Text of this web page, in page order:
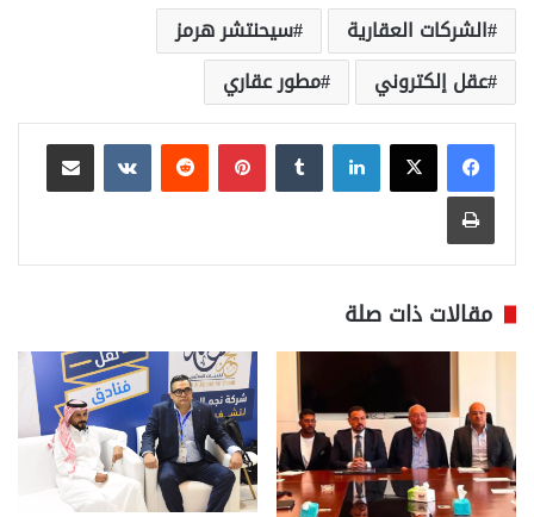
الشركات العقارية
سيحنتشر هرمز
عقل إلكتروني
مطور عقاري
لينكدإن بينتيريست
مشاركة عبر البريد
طباعة
مقالات ذات صلة